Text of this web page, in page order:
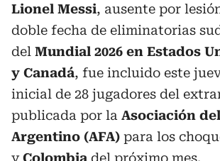
Lionel Messi, ausente por
doble fecha de eliminatorias
del Mundial 2026 en Estados
y Canadá, fue incluido este
inicial de 28 jugadores del
publicada por la Asociación
Argentino (AFA) para los
yColombia del próximo mes.